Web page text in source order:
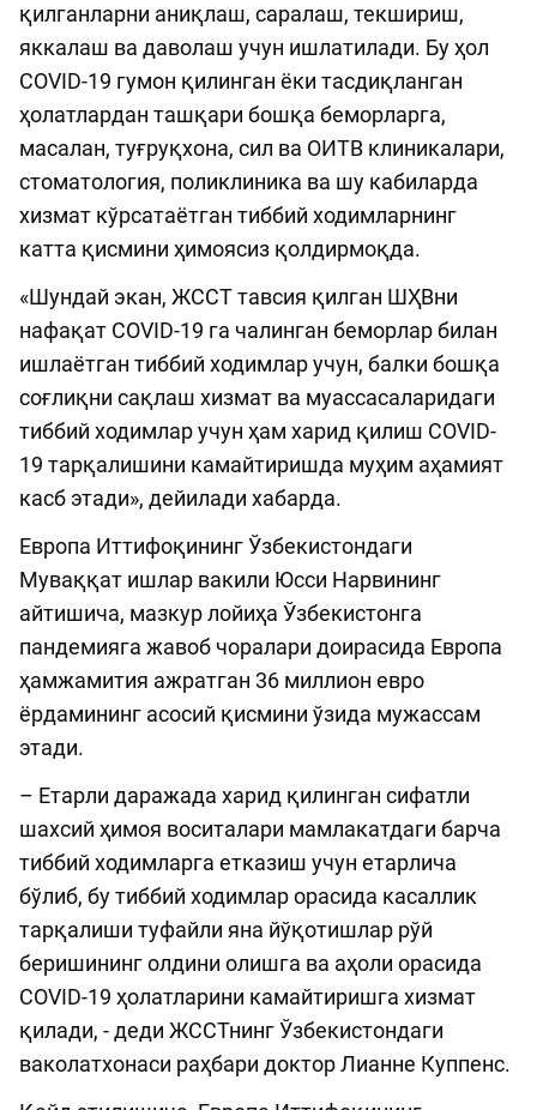
қилганларни аниқлаш, саралаш, текшириш,
яккалаш ва даволаш учун ишлатилади. Бу ҳол
COVID-19 гумон қилинган ёки тасдиқланган
ҳолатлардан ташқари бошқа беморларга,
масалан, туғруқхона, сил ва ОИТВ клиникалари,
стоматология, поликлиника ва шу кабиларда
хизмат кўрсатаётган тиббий ходимларнинг
катта қисмини ҳимоясиз қолдирмоқда.
«Шундай экан, ЖССТ тавсия қилган ШҲВни
нафақат COVID-19 га чалинган беморлар билан
ишлаётган тиббий ходимлар учун, балки бошқа
соғлиқни сақлаш хизмат ва муассасаларидаги
тиббий ходимлар учун ҳам харид қилиш COVID-
19 тарқалишини камайтиришда муҳим аҳамият
касб этади», дейилади хабарда.
Европа Иттифоқининг Ўзбекистондаги
Муваққат ишлар вакили Юсси Нарвининг
айтишича, мазкур лойиҳа Ўзбекистонга
пандемияга жавоб чоралари доирасида Европа
ҳамжамития ажратган 36 миллион евро
ёрдамининг асосий қисмини ўзида мужассам
этади.
– Етарли даражада харид қилинган сифатли
шахсий ҳимоя воситалари мамлакатдаги барча
тиббий ходимларга етказиш учун етарлича
бўлиб, бу тиббий ходимлар орасида касаллик
тарқалиши туфайли яна йўқотишлар рўй
беришининг олдини олишга ва аҳоли орасида
COVID-19 ҳолатларини камайтиришга хизмат
қилади, - деди ЖССТнинг Ўзбекистондаги
ваколатхонаси раҳбари доктор Лианне Куппенс.